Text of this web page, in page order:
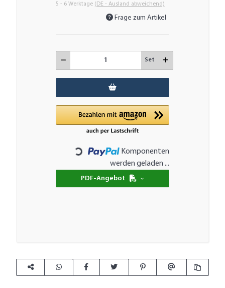
5 - 6 Werktage (DE - Ausland abweichend)
Frage zum Artikel
Set
Loading...
Komponenten
werden geladen ...
PDF-Angebot